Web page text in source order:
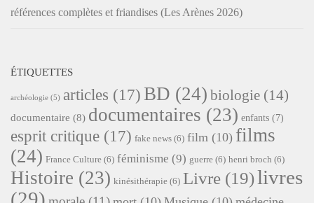
références complètes et friandises (Les Arènes 2026)
ÉTIQUETTES
archéologie (5) articles (17) BD (24) biologie (14)
documentaire (8) documentaires (23) enfants (7)
esprit critique (17) fake news (6) film (10) films
(24) France Culture (6) féminisme (9) guerre (6) henri broch (6)
Histoire (23) kinésithérapie (6) Livre (19)livres